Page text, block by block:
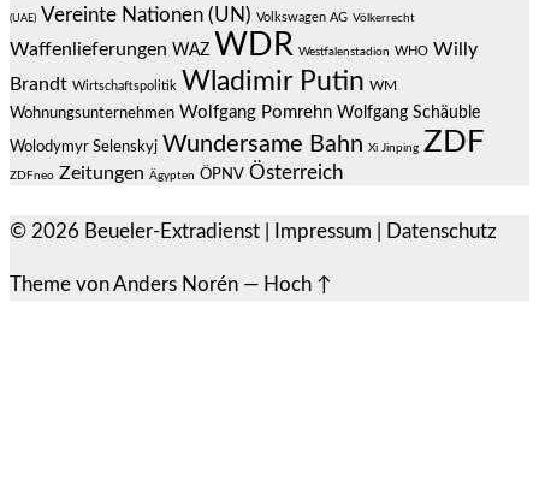
(UAE) Vereinte Nationen (UN) Volkswagen AG Völkerrecht
Waffenlieferungen WAZ WDR Westfalenstadion WHO Willy
Brandt Wirtschaftspolitik Wladimir Putin WM
Wohnungsunternehmen Wolfgang Pomrehn Wolfgang Schäuble
Wolodymyr Selenskyj Wundersame Bahn Xi Jinping ZDF
ZDFneo Zeitungen Ägypten ÖPNV Österreich
© 2026 Beueler-Extradienst Impressum Datenschutz
Theme vonAnders Norén — Hoch ↑